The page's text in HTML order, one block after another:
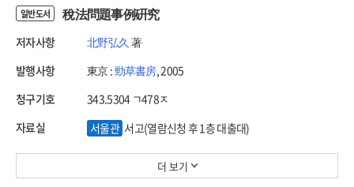
일반도서 稅法問題事例硏究
저자사항 北野弘久 著
발행사항
東京 :勁草書房, 2005
청구기호
343.5304 ㄱ478ㅈ
자료실
서울관 서고(열람신청 후 1층 대출대)
더 보기